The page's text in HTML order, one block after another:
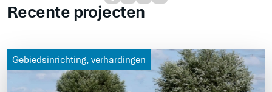
Recente projecten
Gebiedsinrichting, verhardingen